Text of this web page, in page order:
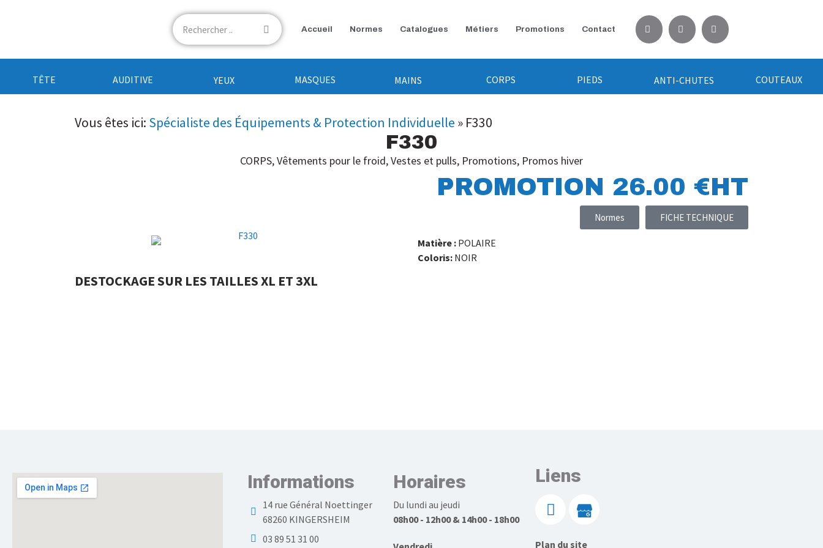
Accueil Normes Catalogues Métiers Promotions Contact
TÊTE AUDITIVE YEUX MASQUES MAINS CORPS PIEDS ANTI-CHUTES COUTEAUX
Vous êtes ici: Spécialiste des Équipements & Protection Individuelle » F330
F330
CORPS,Vêtements pour le froid,Vestes et pulls, Promotions, Promos hiver
PROMOTION 26.00 €HT
Normes FICHE TECHNIQUE
Matière : POLAIRE
Coloris: NOIR
DESTOCKAGE SUR LES TAILLES XL ET 3XL
Informations
14 rue Général Noettinger
68260 KINGERSHEIM
03 89 51 31 00
Horaires
Du lundi au jeudi
08h00 - 12h00 & 14h00 - 18h00
Liens
Plan du site